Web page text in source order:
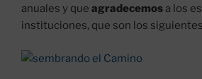
anuales y que agradecemos a los
instituciones, que son los